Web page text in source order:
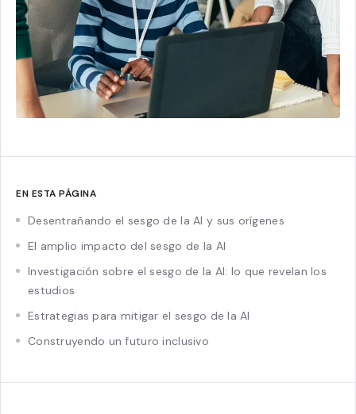
EN ESTA PÁGINA
Desentrañando el sesgo de la AI y sus orígenes
El amplio impacto del sesgo de la AI
Investigación sobre el sesgo de la AI: lo que revelan los
estudios
Estrategias para mitigar el sesgo de la AI
Construyendo un futuro inclusivo